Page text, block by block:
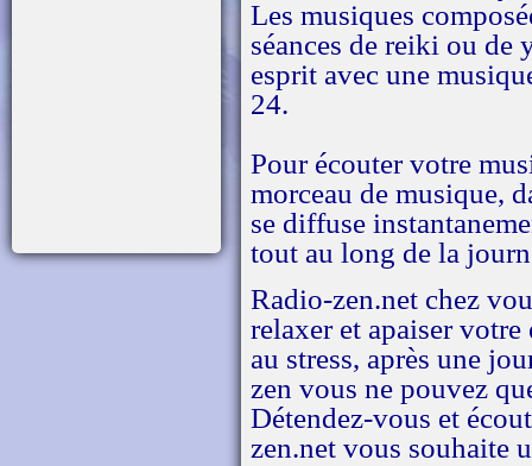
Les musiques
séances de reiki ou
esprit avec une
24.
Pour écouter votre
morceau de musique,
se diffuse
tout au long de la
Radio-zen.net chez
relaxer et apaiser votre
au stress, après une
zen vous ne pouvez
Détendez-vous et
zen.net vous souhaite